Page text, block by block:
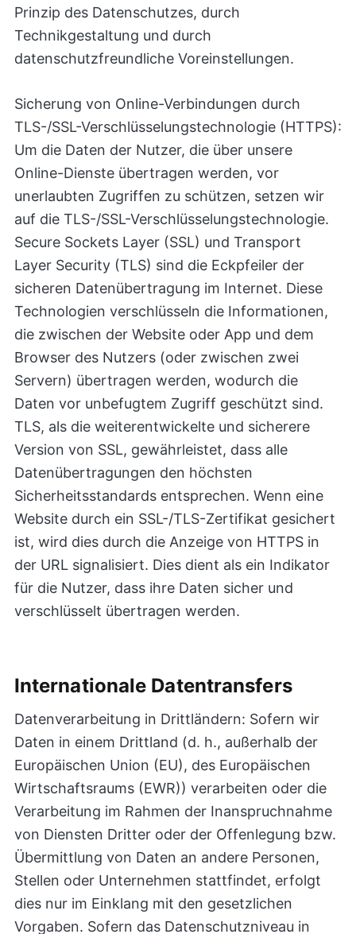
Prinzip des Datenschutzes, durch
Technikgestaltung und durch
datenschutzfreundliche Voreinstellungen.
Sicherung von Online-Verbindungen durch
TLS-/SSL-Verschlüsselungstechnologie (HTTPS):
Um die Daten der Nutzer, die über unsere
Online-Dienste übertragen werden, vor
unerlaubten Zugriffen zu schützen, setzen wir
auf die TLS-/SSL-Verschlüsselungstechnologie.
Secure Sockets Layer (SSL) und Transport
Layer Security (TLS) sind die Eckpfeiler der
sicheren Datenübertragung im Internet. Diese
Technologien verschlüsseln die Informationen,
die zwischen der Website oder App und dem
Browser des Nutzers (oder zwischen zwei
Servern) übertragen werden, wodurch die
Daten vor unbefugtem Zugriff geschützt sind.
TLS, als die weiterentwickelte und sicherere
Version von SSL, gewährleistet, dass alle
Datenübertragungen den höchsten
Sicherheitsstandards entsprechen. Wenn eine
Website durch ein SSL-/TLS-Zertifikat gesichert
ist, wird dies durch die Anzeige von HTTPS in
der URL signalisiert. Dies dient als ein Indikator
für die Nutzer, dass ihre Daten sicher und
verschlüsselt übertragen werden.
Internationale Datentransfers
Datenverarbeitung in Drittländern: Sofern wir
Daten in einem Drittland (d. h., außerhalb der
Europäischen Union (EU), des Europäischen
Wirtschaftsraums (EWR)) verarbeiten oder die
Verarbeitung im Rahmen der Inanspruchnahme
von Diensten Dritter oder der Offenlegung bzw.
Übermittlung von Daten an andere Personen,
Stellen oder Unternehmen stattfindet, erfolgt
dies nur im Einklang mit den gesetzlichen
Vorgaben. Sofern das Datenschutzniveau in